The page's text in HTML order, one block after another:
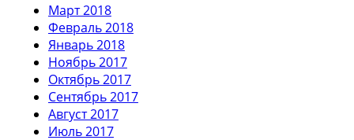
Март 2018
Февраль 2018
Январь 2018
Ноябрь 2017
Октябрь 2017
Сентябрь 2017
Август 2017
Июль 2017